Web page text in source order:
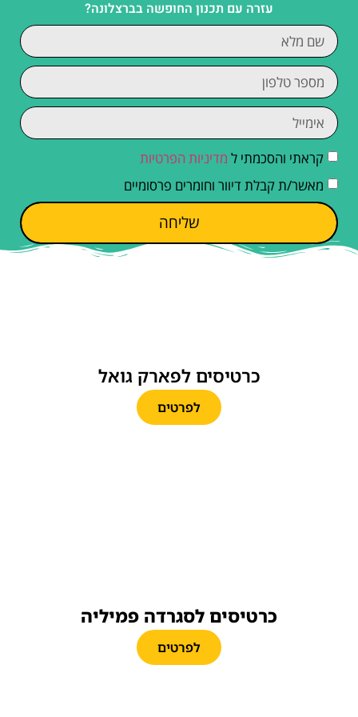
עזרה עם תכנון החופשה בברצלונה?
קראתי והסכמתי ל מדיניות הפרטיות
מאשר/ת קבלת דיוור וחומרים פרסומיים
שליחה
כרטיסים לפארק גואל
לפרטים
כרטיסים לסגרדה פמיליה
לפרטים